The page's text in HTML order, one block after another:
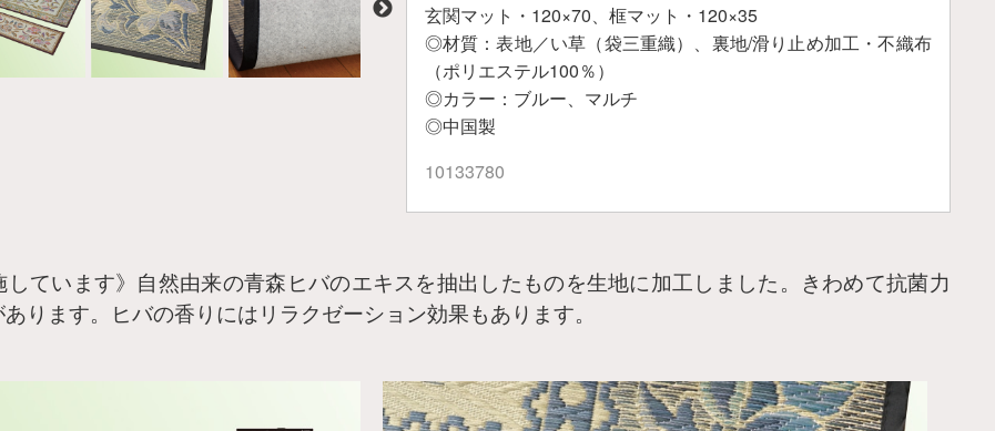
玄関マット・120×70、框マット・120×35
◎材質：表地／い草（袋三重織）、裏地/滑り止め加工・不織布
（ポリエステル100％）
◎カラー：ブルー、マルチ
◎中国製
10133780
しています》自然由来の青森ヒバのエキスを抽出したものを生地に加工しました。きわめて抗菌力
ります。ヒバの香りにはリラクゼーション効果もあります。